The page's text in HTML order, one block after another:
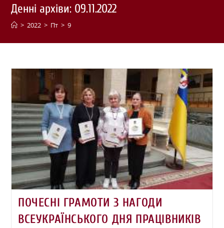
Денні архіви: 09.11.2022
> 2022 > Пт > 9
ПОЧЕСНІ ГРАМОТИ З НАГОДИ
ВСЕУКРАЇНСЬКОГО ДНЯ ПРАЦІВНИКІВ